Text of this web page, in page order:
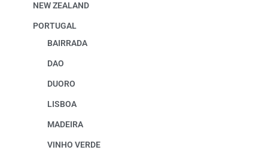
NEW ZEALAND
PORTUGAL
BAIRRADA
DAO
DUORO
LISBOA
MADEIRA
VINHO VERDE